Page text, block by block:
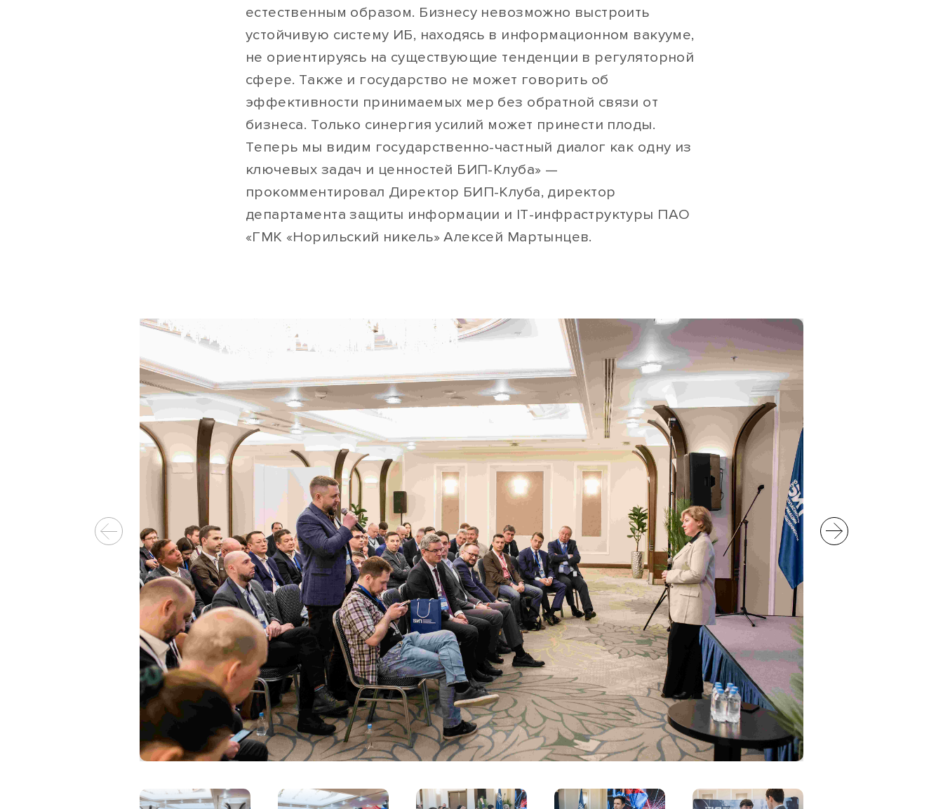
естественным образом. Бизнесу невозможно выстроить
устойчивую систему ИБ, находясь в информационном вакууме,
не ориентируясь на существующие тенденции в регуляторной
сфере. Также и государство не может говорить об
эффективности принимаемых мер без обратной связи от
бизнеса. Только синергия усилий может принести плоды.
Теперь мы видим государственно-частный диалог как одну из
ключевых задач и ценностей БИП-Клуба» —
прокомментировал Директор БИП-Клуба, директор
департамента защиты информации и IT-инфраструктуры ПАО
«ГМК «Норильский никель» Алексей Мартынцев.